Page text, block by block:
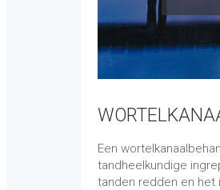
Een
tandheelkundige
tanden redden en het